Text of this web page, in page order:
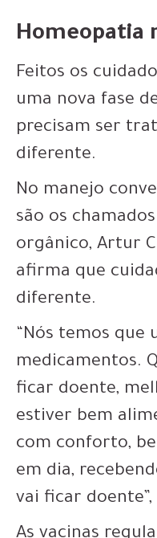
Homeopatia
Feitos os
uma nova fase
precisam ser
diferente.
No manejo
são os
orgânico, Artur
afirma que
diferente.
“Nós temos que
medicamentos.
ficar doente,
estiver bem
com conforto,
em dia,
vai ficar